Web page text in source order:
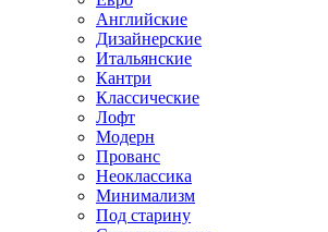
Английские
Дизайнерские
Итальянские
Кантри
Классические
Лофт
Модерн
Прованс
Неоклассика
Минимализм
Под старину